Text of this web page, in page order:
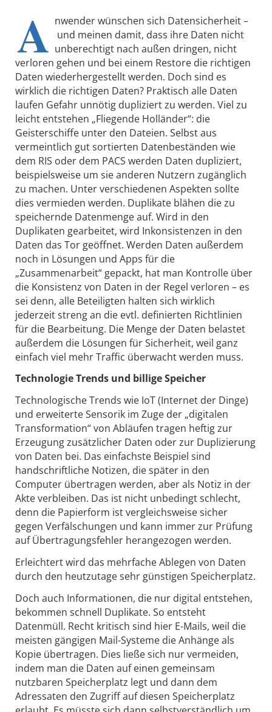
A nwender wünschen sich Datensicherheit –
und meinen damit, dass ihre Daten nicht
unberechtigt nach außen dringen, nicht
verloren gehen und bei einem Restore die richtigen
Daten wiederhergestellt werden. Doch sind es
wirklich die richtigen Daten? Praktisch alle Daten
laufen Gefahr unnötig dupliziert zu werden. Viel zu
leicht entstehen „Fliegende Holländer“: die
Geisterschiffe unter den Dateien. Selbst aus
vermeintlich gut sortierten Datenbeständen wie
dem RIS oder dem PACS werden Daten dupliziert,
beispielsweise um sie anderen Nutzern zugänglich
zu machen. Unter verschiedenen Aspekten sollte
dies vermieden werden. Duplikate blähen die zu
speichernde Datenmenge auf. Wird in den
Duplikaten gearbeitet, wird Inkonsistenzen in den
Daten das Tor geöffnet. Werden Daten außerdem
noch in Lösungen und Apps für die
„Zusammenarbeit“ gepackt, hat man Kontrolle über
die Konsistenz von Daten in der Regel verloren – es
sei denn, alle Beteiligten halten sich wirklich
jederzeit streng an die evtl. definierten Richtlinien
für die Bearbeitung. Die Menge der Daten belastet
außerdem die Lösungen für Sicherheit, weil ganz
einfach viel mehr Traffic überwacht werden muss.
Technologie Trends und billige Speicher
Technologische Trends wie IoT (Internet der Dinge)
und erweiterte Sensorik im Zuge der „digitalen
Transformation“ von Abläufen tragen heftig zur
Erzeugung zusätzlicher Daten oder zur Duplizierung
von Daten bei. Das einfachste Beispiel sind
handschriftliche Notizen, die später in den
Computer übertragen werden, aber als Notiz in der
Akte verbleiben. Das ist nicht unbedingt schlecht,
denn die Papierform ist vergleichsweise sicher
gegen Verfälschungen und kann immer zur Prüfung
auf Übertragungsfehler herangezogen werden.
Erleichtert wird das mehrfache Ablegen von Daten
durch den heutzutage sehr günstigen Speicherplatz.
Doch auch Informationen, die nur digital entstehen,
bekommen schnell Duplikate. So entsteht
Datenmüll. Recht kritisch sind hier E-Mails, weil die
meisten gängigen Mail-Systeme die Anhänge als
Kopie übertragen. Dies ließe sich nur vermeiden,
indem man die Daten auf einen gemeinsam
nutzbaren Speicherplatz legt und dann dem
Adressaten den Zugriff auf diesen Speicherplatz